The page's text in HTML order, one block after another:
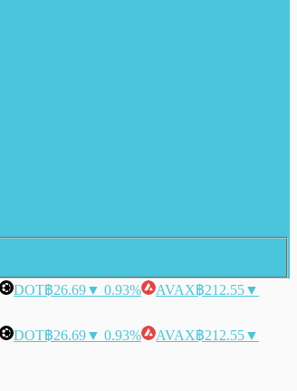
DOT฿26.69▼ 0.93% AVAX฿212.55▼
DOT฿26.69▼ 0.93% AVAX฿212.55▼